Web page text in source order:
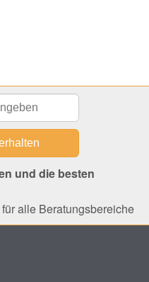
und die besten
alle Beratungsbereiche